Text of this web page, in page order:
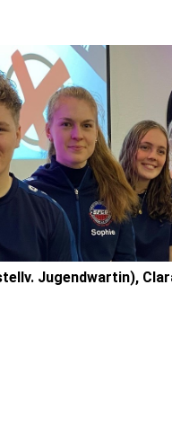
Jugendwartin),